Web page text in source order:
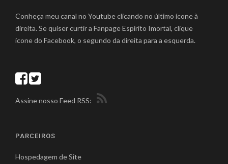
Conheça meu canal no Youtube clicando no último ícone à
direita. Se quiser curtir a Fanpage Espírito Imortal, clique
ícone do Facebook, o segundo da direita para a esquerda.
Assine nosso Feed RSS:
PARCEIROS
Hospedagem de Site